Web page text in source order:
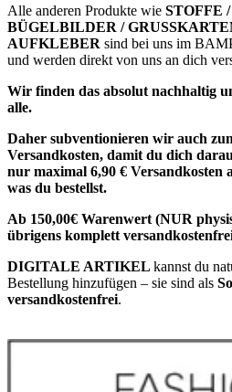
Alle anderen Produkte wie STOFFE
BÜGELBILDER /
AUFKLEBER sind bei uns im
und werden direkt von uns an dich
Wir finden das absolut nachhaltig
alle.
Daher subventionieren wir auch
Versandkosten, damit du dich
nur maximal 6,90 € Versandkosten
was du bestellst.
Ab 150,00€ Warenwert (NUR
übrigens komplett
DIGITALE ARTIKEL kannst du
Bestellung hinzufügen – sie sind als
versandkostenfrei.